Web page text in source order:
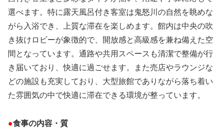
選べます。特に露天風呂付き客室は鬼怒川の自然を眺めな
がら入浴でき、上質な滞在を楽しめます。館内は中央の吹
き抜けロビーが象徴的で、開放感と高級感を兼ね備えた空
間となっています。通路や共用スペースも清潔で整備が行
き届いており、快適に過ごせます。また売店やラウンジな
どの施設も充実しており、大型旅館でありながら落ち着い
た雰囲気の中で快適に滞在できる環境が整っています。
●食事の内容・質